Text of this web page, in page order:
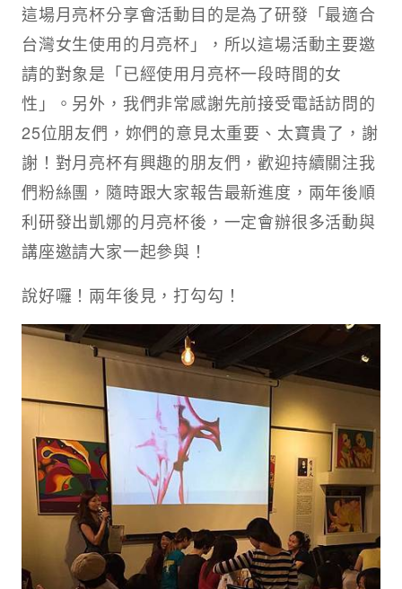
這場月亮杯分享會活動目的是為了研發「最適合
台灣女生使用的月亮杯」，所以這場活動主要邀
請的對象是「已經使用月亮杯一段時間的女
性」。另外，我們非常感謝先前接受電話訪問的
25位朋友們，妳們的意見太重要、太寶貴了，謝
謝！對月亮杯有興趣的朋友們，歡迎持續關注我
們粉絲團，隨時跟大家報告最新進度，兩年後順
利研發出凱娜的月亮杯後，一定會辦很多活動與
講座邀請大家一起參與！
說好囉！兩年後見，打勾勾！